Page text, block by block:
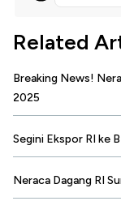
Related
Breaking News!
2025
Segini Ekspor RI ke
Neraca Dagang RI